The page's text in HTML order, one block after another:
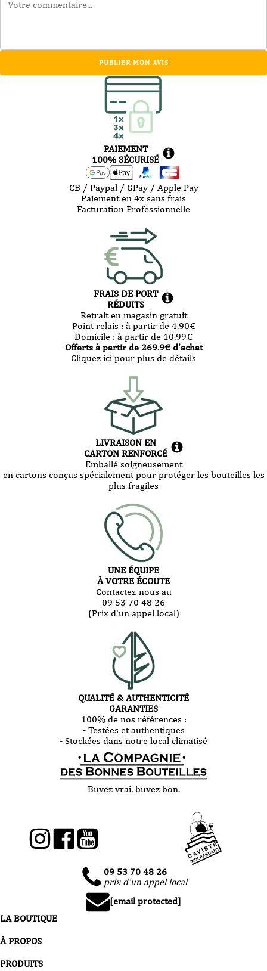
PUBLIER MON AVIS
PAIEMENT
100% SÉCURISÉ
CB / Paypal / GPay / Apple Pay
Paiement en 4x sans frais
Facturation Professionnelle
FRAIS DE PORT
RÉDUITS
Retrait en magasin gratuit
Point relais : à partir de 4,90€
Domicile : à partir de 10.99€
Offerts à partir de 269.9€ d’achat
Cliquez ici pour plus de détails
LIVRAISON EN
CARTON RENFORCÉ
Emballé soigneusement
en cartons conçus spécialement pour protéger les bouteilles les
plus fragiles
UNE ÉQUIPE
À VOTRE ÉCOUTE
Contactez-nous au
09 53 70 48 26
(Prix d'un appel local)
QUALITÉ & AUTHENTICITÉ
GARANTIES
100% de nos références :
- Testées et authentiques
- Stockées dans notre local climatisé
Buvez vrai, buvez bon.
09 53 70 48 26
prix d'un appel local
[email protected]
LA BOUTIQUE
À PROPOS
PRODUITS